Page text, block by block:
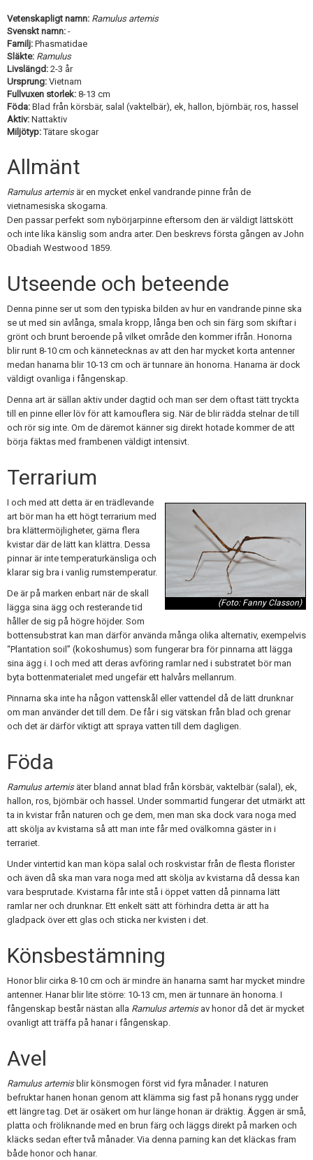
Vetenskapligt namn: Ramulus artemis
Svenskt namn: -
Familj: Phasmatidae
Släkte: Ramulus
Livslängd: 2-3 år
Ursprung: Vietnam
Fullvuxen storlek: 8-13 cm
Föda: Blad från körsbär, salal (vaktelbär), ek, hallon, björnbär, ros, hassel
Aktiv: Nattaktiv
Miljötyp:Tätare skogar
Allmänt
Ramulus artemisär en mycket enkel vandrande pinne från de
vietnamesiska skogarna.
Den passar perfekt som nybörjarpinne eftersom den är väldigt lättskött
och inte lika känslig som andra arter. Den beskrevs första gången av John
Obadiah Westwood 1859.
Utseende och beteende
Denna pinne ser ut som den typiska bilden av hur en vandrande pinne ska
se ut med sin avlånga, smala kropp, långa ben och sin färg som skiftar i
grönt och brunt beroende på vilket område den kommer ifrån. Honorna
blir runt 8-10 cm och kännetecknas av att den har mycket korta antenner
medan hanarna blir 10-13 cm och är tunnare än honorna. Hanarna är dock
väldigt ovanliga i fångenskap.
Denna art är sällan aktiv under dagtid och man ser dem oftast tätt tryckta
till en pinne eller löv för att kamouflera sig. När de blir rädda stelnar de till
och rör sig inte. Om de däremot känner sig direkt hotade kommer de att
börja fäktas med frambenen väldigt intensivt.
Terrarium
(Foto: Fanny Classon)
I och med att detta är en trädlevande
art bör man ha ett högt terrarium med
bra klättermöjligheter, gärna flera
kvistar där de lätt kan klättra. Dessa
pinnar är inte temperaturkänsliga och
klarar sig bra i vanlig rumstemperatur.
De är på marken enbart när de skall
lägga sina ägg och resterande tid
håller de sig på högre höjder. Som
bottensubstrat kan man därför använda många olika alternativ, exempelvis
“Plantation soil” (kokoshumus) som fungerar bra för pinnarna att lägga
sina ägg i. I och med att deras avföring ramlar ned i substratet bör man
byta bottenmaterialet med ungefär ett halvårs mellanrum.
Pinnarna ska inte ha någon vattenskål eller vattendel då de lätt drunknar
om man använder det till dem. De får i sig vätskan från blad och grenar
och det är därför viktigt att spraya vatten till dem dagligen.
Föda
Ramulus artemisäter bland annat blad från körsbär, vaktelbär (salal), ek,
hallon, ros, björnbär och hassel. Under sommartid fungerar det utmärkt att
ta in kvistar från naturen och ge dem, men man ska dock vara noga med
att skölja av kvistarna så att man inte får med ovälkomna gäster in i
terrariet.
Under vintertid kan man köpa salal och roskvistar från de flesta florister
och även då ska man vara noga med att skölja av kvistarna då dessa kan
vara besprutade. Kvistarna får inte stå i öppet vatten då pinnarna lätt
ramlar ner och drunknar. Ett enkelt sätt att förhindra detta är att ha
gladpack över ett glas och sticka ner kvisten i det.
Könsbestämning
Honor blir cirka 8-10 cm och är mindre än hanarna samt har mycket mindre
antenner. Hanar blir lite större: 10-13 cm, men är tunnare än honorna. I
fångenskap består nästan alla Ramulus artemisav honor då det är mycket
ovanligt att träffa på hanar i fångenskap.
Avel
Ramulus artemisblir könsmogen först vid fyra månader. I naturen
befruktar hanen honan genom att klämma sig fast på honans rygg under
ett längre tag. Det är osäkert om hur länge honan är dräktig. Äggen är små,
platta och fröliknande med en brun färg och läggs direkt på marken och
kläcks sedan efter två månader. Via denna parning kan det kläckas fram
både honor och hanar.